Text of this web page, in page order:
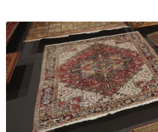
現在のスライド：1 / 12